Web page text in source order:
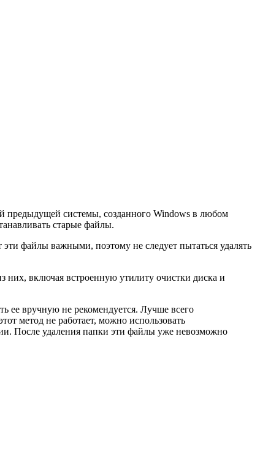
предыдущей системы, созданного Windows в любом
старые файлы.
файлы важными, поэтому не следует пытаться удалять
них, включая встроенную утилиту очистки диска и
ее вручную не рекомендуется. Лучше всего
метод не работает, можно использовать
После удаления папки эти файлы уже невозможно